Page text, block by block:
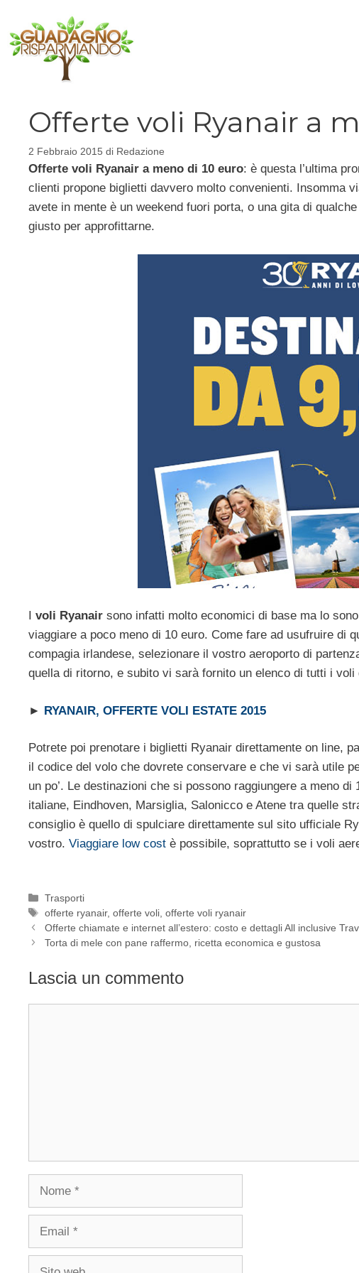
contenuto
Offerte voli Ryanair a
2 Febbraio 2015 di Redazione
Offerte voli Ryanair a meno di 10 euro: è questa l’ultima
clienti propone biglietti davvero molto convenienti. Insomma
avete in mente è un weekend fuori porta, o una gita di
giusto per approfittarne.
voli Ryanair sono infatti molto economici di base ma lo
viaggiare a poco meno di 10 euro. Come fare ad usufruire di
compagia irlandese, selezionare il vostro aeroporto di
quella di ritorno, e subito vi sarà fornito un elenco di tutti i
► RYANAIR, OFFERTE VOLI ESTATE 2015
Potrete poi prenotare i biglietti Ryanair direttamente on line,
il codice del volo che dovrete conservare e che vi sarà utile
un po’. Le destinazioni che si possono raggiungere a meno
italiane, Eindhoven, Marsiglia, Salonicco e Atene tra quelle
consiglio è quello di spulciare direttamente sul sito ufficiale
vostro. Viaggiare low cost è possibile, soprattutto se i voli
Categorie
Trasporti
Tag
offerte ryanair,offerte voli ,offerte voli ryanair
Offerte chiamate e internet all’estero: costo e dettagli All inclusive
Torta di mele con pane raffermo, ricetta economica e gustosa
Lascia un commento
Nome
Email
Sito